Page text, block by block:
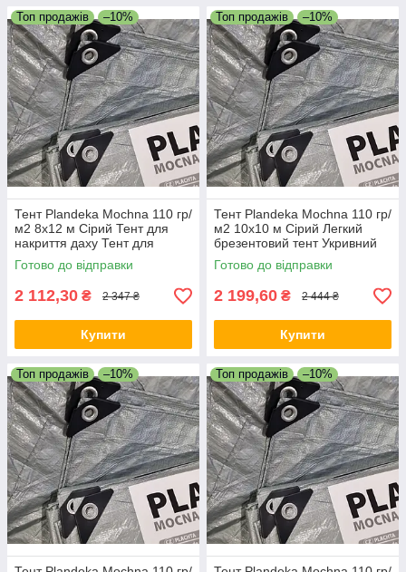
Топ продажів –10%
Тент Plandeka Мосhnа 110 гр/
м2 8х12 м Сірий Тент для
накриття даху Тент для
накриття зерна
Готово до відправки
2 112,30 ₴ 2 347 ₴
Купити
Топ продажів –10%
Тент Plandeka Мосhnа 110 гр/
м2 10х10 м Сірий Легкий
брезентовий тент Укривний
тент для сіна
Готово до відправки
2 199,60 ₴ 2 444 ₴
Купити
Топ продажів –10% Топ продажів –10%